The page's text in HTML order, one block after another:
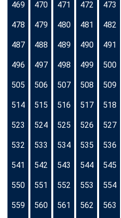
469 470 471 472 473
478 479 480 481 482
487 488 489 490 491
496 497 498 499 500
505 506 507 508 509
514 515 516 517 518
523 524 525 526 527
532 533 534 535 536
541 542 543 544 545
550 551 552 553 554
559 560 561 562 563